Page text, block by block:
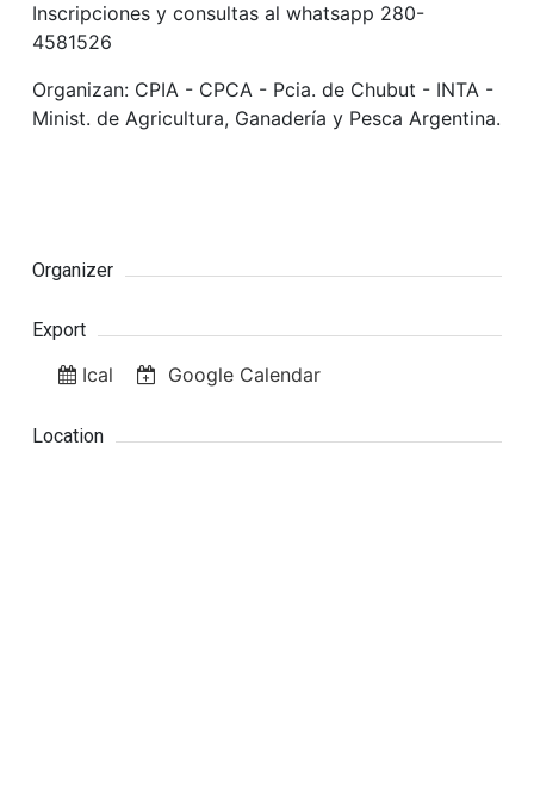
Inscripciones y consultas al whatsapp 280-
4581526
Organizan: CPIA - CPCA - Pcia. de Chubut - INTA -
Minist. de Agricultura, Ganadería y Pesca Argentina.
Organizer
Export
Ical Google Calendar
Location